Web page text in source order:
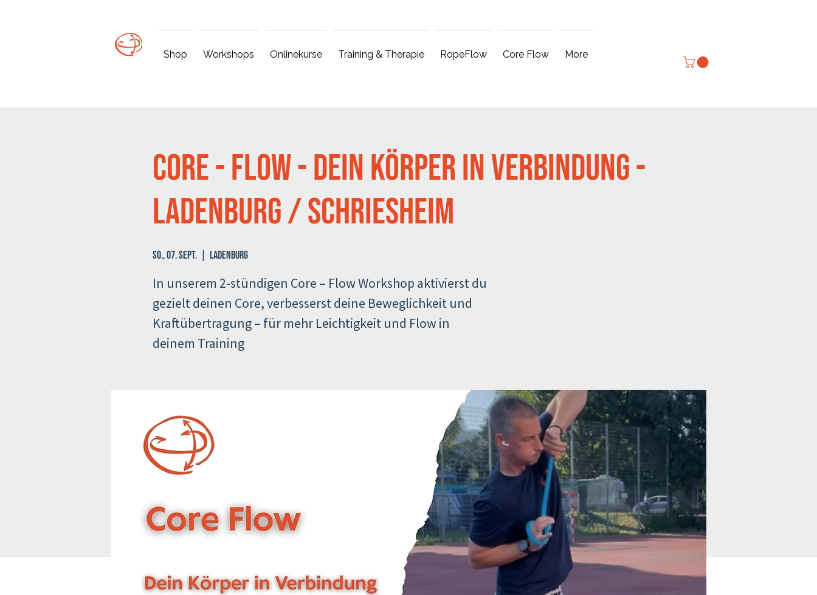
Shop Workshops Onlinekurse Training & Therapie RopeFlow Core Flow More
Core - Flow - Dein Körper in Verbindung -
Ladenburg / Schriesheim
So., 07. Sept.
  |
Ladenburg
In unserem 2-stündigen Core – Flow Workshop aktivierst du
gezielt deinen Core, verbesserst deine Beweglichkeit und
Kraftübertragung – für mehr Leichtigkeit und Flow in
deinem Training